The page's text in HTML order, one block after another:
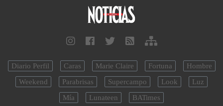
Diario Perfil Caras Marie Claire Fortuna
Hombre
Weekend
Parabrisas Supercampo Look
Luz
Mía
Lunateen BATimes